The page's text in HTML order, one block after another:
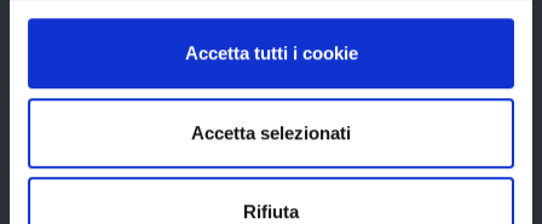
Accetta tutti i cookie
Accetta selezionati
Rifiuta
Concorsi e selezioni
Aree tematiche